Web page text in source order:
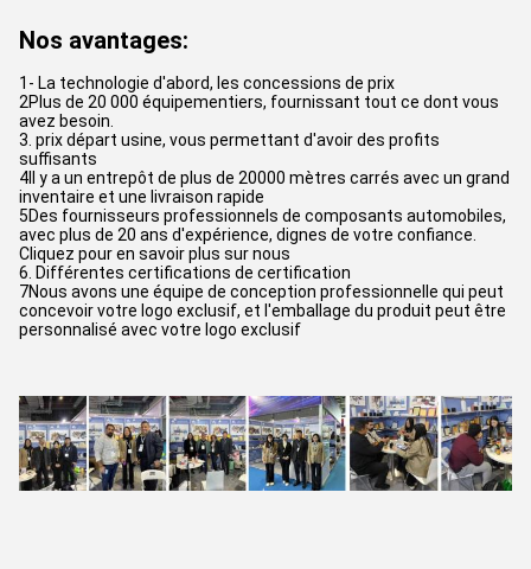
Nos avantages:
1- La technologie d'abord, les concessions de prix
2Plus de 20 000 équipementiers, fournissant tout ce dont vous
avez besoin.
3. prix départ usine, vous permettant d'avoir des profits
suffisants
4Il y a un entrepôt de plus de 20000 mètres carrés avec un grand
inventaire et une livraison rapide
5Des fournisseurs professionnels de composants automobiles,
avec plus de 20 ans d'expérience, dignes de votre confiance.
Cliquez pour en savoir plus sur nous
6. Différentes certifications de certification
7Nous avons une équipe de conception professionnelle qui peut
concevoir votre logo exclusif, et l'emballage du produit peut être
personnalisé avec votre logo exclusif